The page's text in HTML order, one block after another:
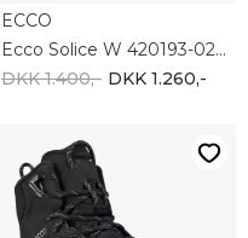
ECCO
Ecco Solice W 420193-02001
DKK 1.400,- DKK 1.260,-